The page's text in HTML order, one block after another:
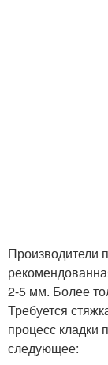
Производители
2-5 мм. Более
Требуется
процесс кладки
следующее: